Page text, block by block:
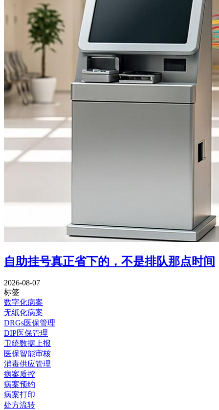
自助挂号真正省下的，不是排队那点时间
2026-08-07
标签
数字化病案
无纸化病案
DRGs医保管理
DIP医保管理
卫统数据上报
医保智能审核
消毒供应管理
病案质控
病案预约
病案打印
处方流转